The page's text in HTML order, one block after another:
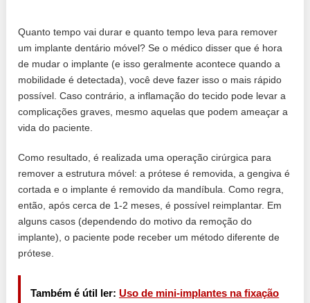
Quanto tempo vai durar e quanto tempo leva para remover
um implante dentário móvel? Se o médico disser que é hora
de mudar o implante (e isso geralmente acontece quando a
mobilidade é detectada), você deve fazer isso o mais rápido
possível. Caso contrário, a inflamação do tecido pode levar a
complicações graves, mesmo aquelas que podem ameaçar a
vida do paciente.
Como resultado, é realizada uma operação cirúrgica para
remover a estrutura móvel: a prótese é removida, a gengiva é
cortada e o implante é removido da mandíbula. Como regra,
então, após cerca de 1-2 meses, é possível reimplantar. Em
alguns casos (dependendo do motivo da remoção do
implante), o paciente pode receber um método diferente de
prótese.
Também é útil ler:Uso de mini-implantes na fixação